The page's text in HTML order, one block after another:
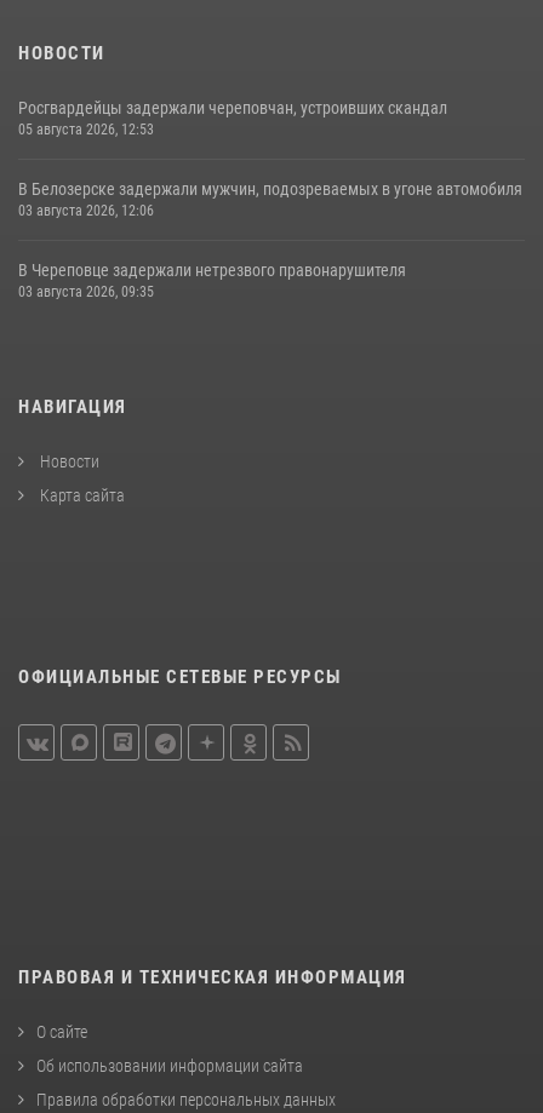
НОВОСТИ
Росгвардейцы задержали череповчан, устроивших скандал
05 августа 2026, 12:53
В Белозерске задержали мужчин, подозреваемых в угоне автомобиля
03 августа 2026, 12:06
В Череповце задержали нетрезвого правонарушителя
03 августа 2026, 09:35
НАВИГАЦИЯ
Новости
Карта сайта
ОФИЦИАЛЬНЫЕ СЕТЕВЫЕ РЕСУРСЫ
ПРАВОВАЯ И ТЕХНИЧЕСКАЯ ИНФОРМАЦИЯ
О сайте
Об использовании информации сайта
Правила обработки персональных данных